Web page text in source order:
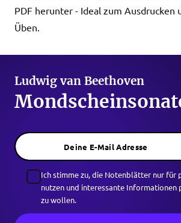
PDF herunter - Ideal zum Ausdrucken
Üben.
Ludwig van Beethoven
Deine E-Mail Adresse
Ich stimme zu, die Notenblätter nur für
nutzen und interessante Informationen
zu wollen.